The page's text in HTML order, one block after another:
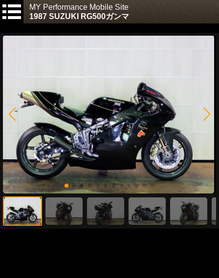
MY Performance Mobile Site
1987 SUZUKI RG500ガンマ